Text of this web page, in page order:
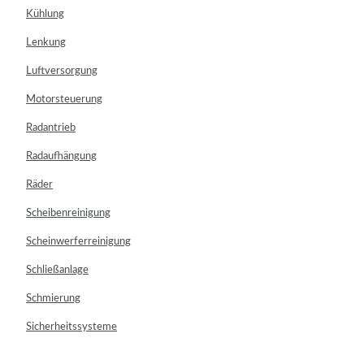
Kühlung
Lenkung
Luftversorgung
Motorsteuerung
Radantrieb
Radaufhängung
Räder
Scheibenreinigung
Scheinwerferreinigung
Schließanlage
Schmierung
Sicherheitssysteme